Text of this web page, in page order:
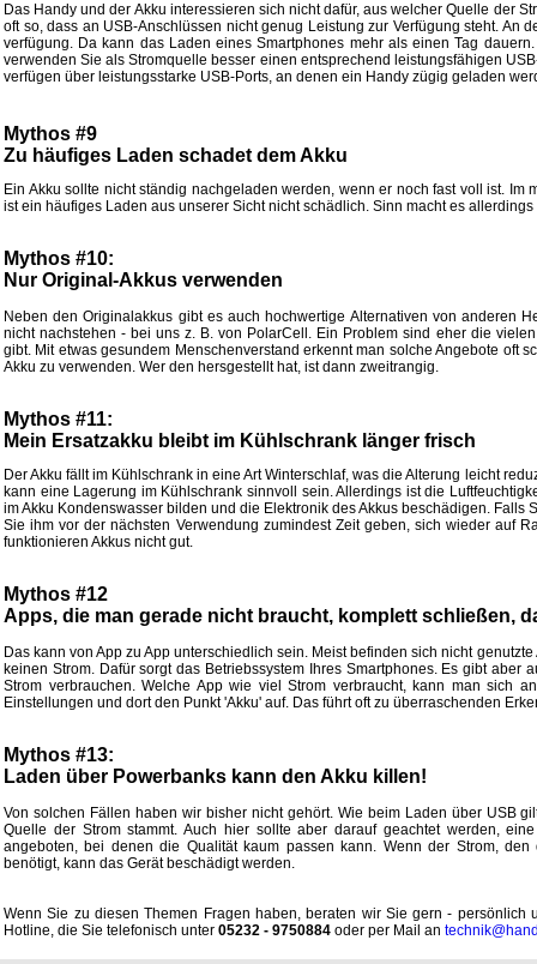
Das Handy und der Akku interessieren sich nicht dafür, aus welcher Quelle der
oft so, dass an USB-Anschlüssen nicht genug Leistung zur Verfügung steht. An
verfügung. Da kann das Laden eines Smartphones mehr als einen Tag
verwenden Sie als Stromquelle besser einen entsprechend leistungsfähigen
verfügen über leistungsstarke USB-Ports, an denen ein Handy zügig geladen
Mythos #9
Zu häufiges Laden schadet dem Akku
Ein Akku sollte nicht ständig nachgeladen werden, wenn er noch fast voll ist.
ist ein häufiges Laden aus unserer Sicht nicht schädlich. Sinn macht es
Mythos #10:
Nur Original-Akkus verwenden
Neben den Originalakkus gibt es auch hochwertige Alternativen von anderen
nicht nachstehen - bei uns z. B. von PolarCell. Ein Problem sind eher die
gibt. Mit etwas gesundem Menschenverstand erkennt man solche Angebote oft
Akku zu verwenden. Wer den hersgestellt hat, ist dann zweitrangig.
Mythos #11:
Mein Ersatzakku bleibt im Kühlschrank länger frisch
Der Akku fällt im Kühlschrank in eine Art Winterschlaf, was die Alterung leicht
kann eine Lagerung im Kühlschrank sinnvoll sein. Allerdings ist die
im Akku Kondenswasser bilden und die Elektronik des Akkus beschädigen.
Sie ihm vor der nächsten Verwendung zumindest Zeit geben, sich wieder auf
funktionieren Akkus nicht gut.
Mythos #12
Apps, die man gerade nicht braucht, komplett schließen,
Das kann von App zu App unterschiedlich sein. Meist befinden sich nicht
keinen Strom. Dafür sorgt das Betriebssystem Ihres Smartphones. Es gibt
Strom verbrauchen. Welche App wie viel Strom verbraucht, kann man sich
Einstellungen und dort den Punkt 'Akku' auf. Das führt oft zu überraschenden
Mythos #13:
Laden über Powerbanks kann den Akku killen!
Von solchen Fällen haben wir bisher nicht gehört. Wie beim Laden über USB
Quelle der Strom stammt. Auch hier sollte aber darauf geachtet werden,
angeboten, bei denen die Qualität kaum passen kann. Wenn der Strom,
benötigt, kann das Gerät beschädigt werden.
Wenn Sie zu diesen Themen Fragen haben, beraten wir Sie gern -
Hotline, die Sie telefonisch unter 05232 - 9750884 oder per Mail an